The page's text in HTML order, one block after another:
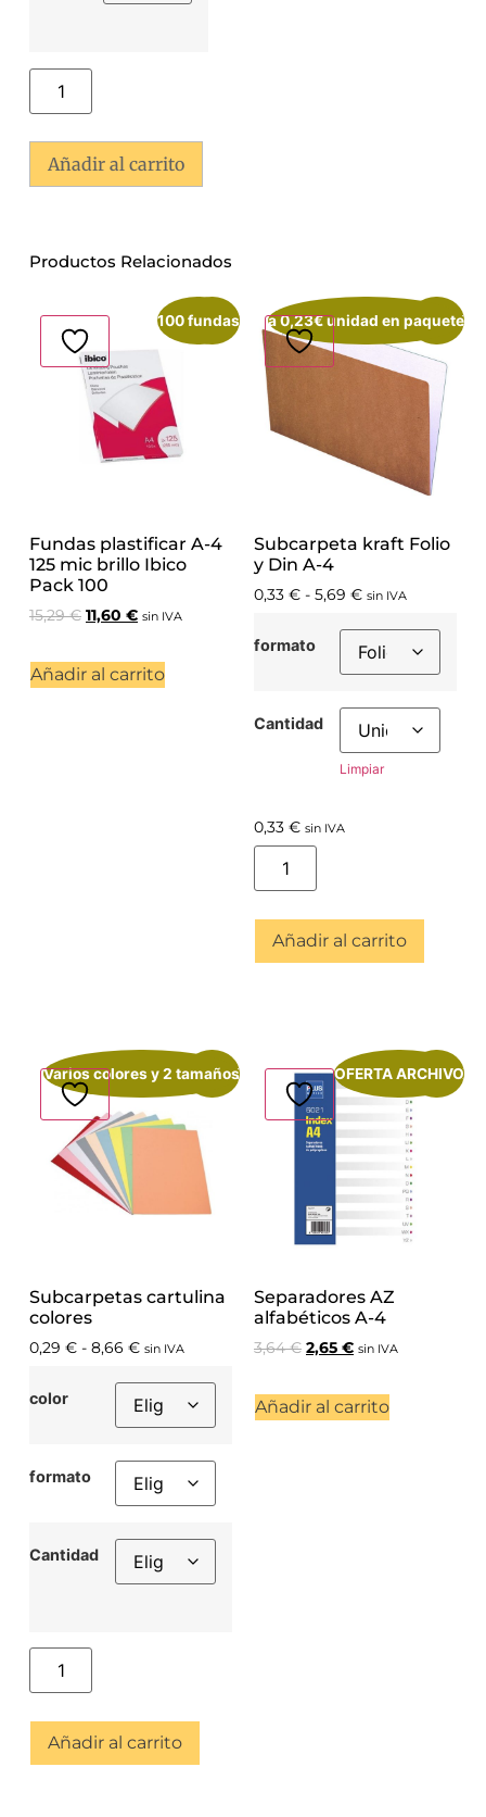
Añadir al carrito
Productos Relacionados
¡Oferta!
100 fundas
Fundas plastificar A-4
125 mic brillo Ibico
Pack 100
15,29€ 11,60 € sin IVA
Añadir al carrito
¡Oferta!
a 0,23€ unidad en paquete
Subcarpeta kraft Folio
y Din A-4
0,33 € - 5,69 € sin IVA
formato
Cantidad
Limpiar
0,33 € sin IVA
Añadir al carrito
¡Oferta!
Varios colores y 2 tamaños
Subcarpetas cartulina
colores
0,29 € - 8,66 € sin IVA
color
formato
Cantidad
Añadir al carrito
¡Oferta!
OFERTA ARCHIVO
Separadores AZ
alfabéticos A-4
3,64€ 2,65 € sin IVA
Añadir al carrito